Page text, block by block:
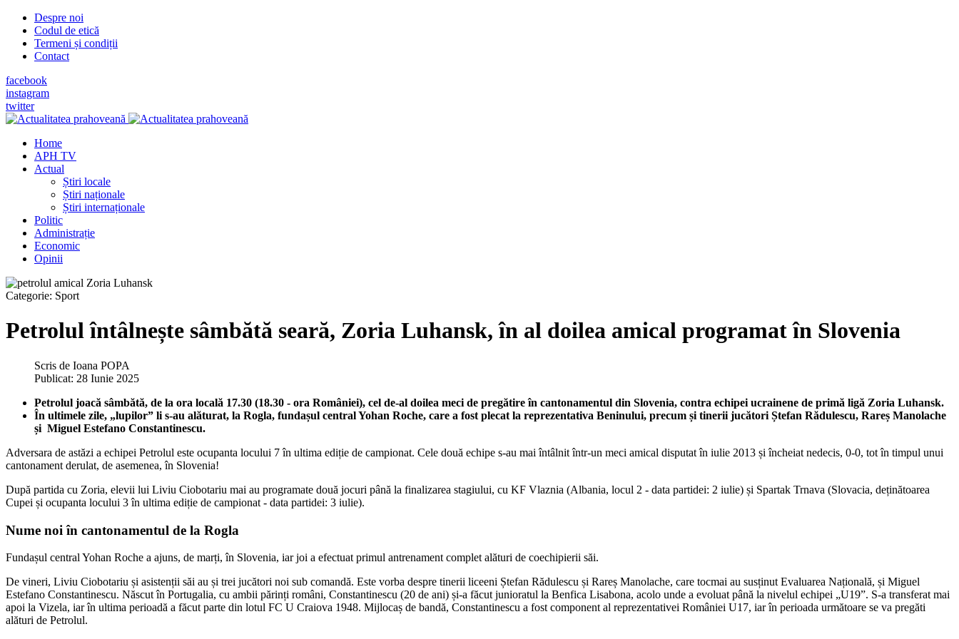
Despre noi
Codul de etică
Termeni și condiții
Contact
facebook
instagram
twitter
Home
APH TV
Actual
Știri locale
Știri naționale
Știri internaționale
Politic
Administrație
Economic
Opinii
Categorie: Sport
Petrolul întâlnește sâmbătă seară, Zoria Luhansk, în al doilea amical programat în Slovenia
Scris de Ioana POPA
Publicat: 28 Iunie 2025
Petrolul joacă sâmbătă, de la ora locală 17.30 (18.30 - ora României), cel de-al doilea meci de pregătire în cantonamentul din Slovenia, contra echipei ucrainene de primă ligă Zoria Luhansk.
În ultimele zile, „lupilor” li s-au alăturat, la Rogla, fundașul central Yohan Roche, care a fost plecat la reprezentativa Beninului, precum și tinerii jucători Ștefan Rădulescu, Rareș Manolache
și Miguel Estefano Constantinescu.
Adversara de astăzi a echipei Petrolul este ocupanta locului 7 în ultima ediție de campionat. Cele două echipe s-au mai întâlnit într-un meci amical disputat în iulie 2013 și încheiat nedecis, 0-0, tot în timpul unui
cantonament derulat, de asemenea, în Slovenia!
După partida cu Zoria, elevii lui Liviu Ciobotariu mai au programate două jocuri până la finalizarea stagiului, cu KF Vlaznia (Albania, locul 2 - data partidei: 2 iulie) și Spartak Trnava (Slovacia, deținătoarea
Cupei și ocupanta locului 3 în ultima ediție de campionat - data partidei: 3 iulie).
Nume noi în cantonamentul de la Rogla
Fundașul central Yohan Roche a ajuns, de marți, în Slovenia, iar joi a efectuat primul antrenament complet alături de coechipierii săi.
De vineri, Liviu Ciobotariu și asistenții săi au și trei jucători noi sub comandă. Este vorba despre tinerii liceeni Ștefan Rădulescu și Rareș Manolache, care tocmai au susținut Evaluarea Națională, și Miguel
Estefano Constantinescu. Născut în Portugalia, cu ambii părinți români, Constantinescu (20 de ani) și-a făcut junioratul la Benfica Lisabona, acolo unde a evoluat până la nivelul echipei „U19”. S-a transferat mai
apoi la Vizela, iar în ultima perioadă a făcut parte din lotul FC U Craiova 1948. Mijlocaș de bandă, Constantinescu a fost component al reprezentativei României U17, iar în perioada următoare se va pregăti
alături de Petrolul.